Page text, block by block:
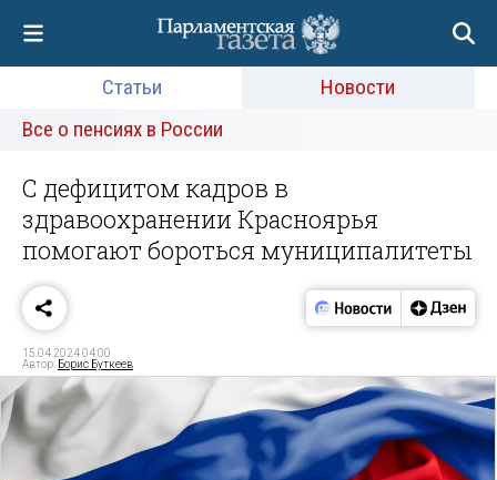
Статьи
Новости
Все о пенсиях в России
С дефицитом кадров в
здравоохранении Красноярья
помогают бороться муниципалитеты
15.04.2024 04:00
Автор: Борис Буткеев